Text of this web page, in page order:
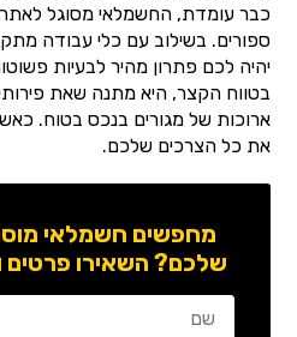
כבר עומדת, החשמלאי מסוגל
ספורים. בשילוב עם כלי עבודה
יהיה לכם פתרון מהיר לבעיות
בטווח הקצר, היא מתנה שאת
ארוכות של מגורים בנכס בטוח.
את כל הצרכים שלכם.
מחפשים חשמלאי
שלכם? השאירו פרטים